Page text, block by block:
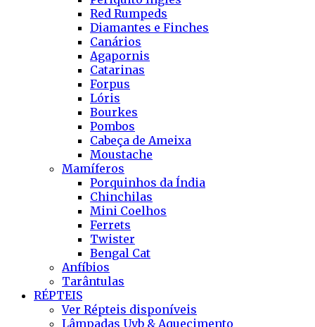
Red Rumpeds
Diamantes e Finches
Canários
Agapornis
Catarinas
Forpus
Lóris
Bourkes
Pombos
Cabeça de Ameixa
Moustache
Mamíferos
Porquinhos da Índia
Chinchilas
Mini Coelhos
Ferrets
Twister
Bengal Cat
Anfíbios
Tarântulas
RÉPTEIS
Ver Répteis disponíveis
Lâmpadas Uvb & Aquecimento